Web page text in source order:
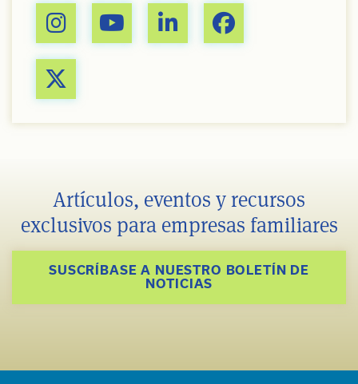
Artículos, eventos y recursos
exclusivos para empresas familiares
SUSCRÍBASE A NUESTRO BOLETÍN DE
NOTICIAS